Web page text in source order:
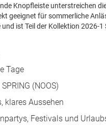
Knopfleiste unterstreichen
geeignet für sommerliche
ist Teil der Kollektion 2026-1
Tage
(NOOS)
klares Aussehen
Festivals und